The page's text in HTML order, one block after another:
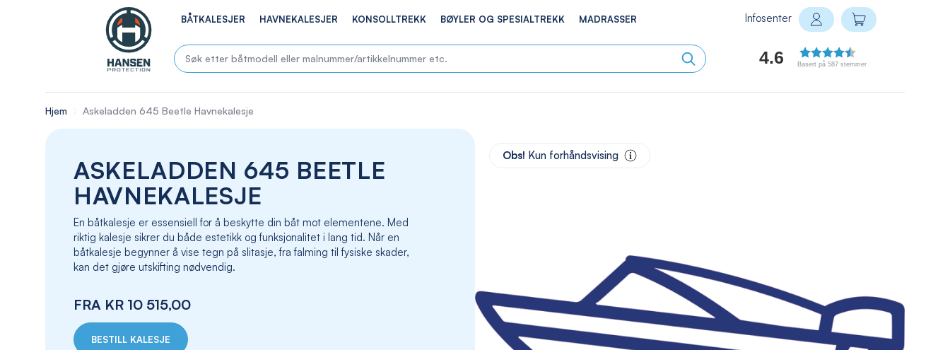
BÅTKALESJER HAVNEKALESJER KONSOLLTREKK BØYLER OG SPESIALTREKK MADRASSER
4.6 Basert på 587 stemmer
Infosenter
Logg inn
Min handlekurv
Hjem Askeladden 645 Beetle Havnekalesje
ASKELADDEN 645 BEETLE
HAVNEKALESJE
En båtkalesje er essensiell for å beskytte din båt mot elementene. Med
riktig kalesje sikrer du både estetikk og funksjonalitet i lang tid. Når en
båtkalesje begynner å vise tegn på slitasje, fra falming til fysiske skader,
kan det gjøre utskifting nødvendig.
FRA KR 10 515,00
BESTILL KALESJE
Obs! Kun forhåndsvising